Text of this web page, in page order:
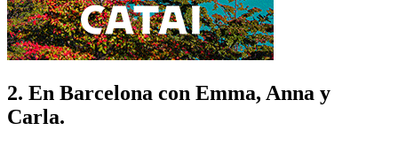
2. En Barcelona con Emma, Anna y
Carla.